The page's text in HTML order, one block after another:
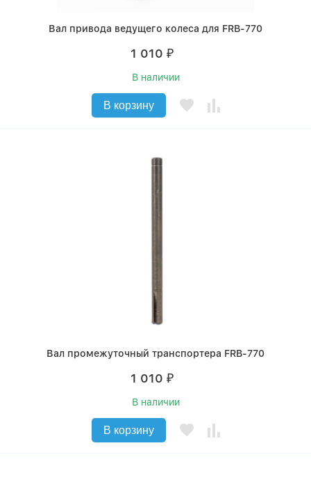
Вал привода ведущего колеса для FRB-770
1 010 ₽
В наличии
В корзину
Вал промежуточный транспортера FRB-770
1 010 ₽
В наличии
В корзину